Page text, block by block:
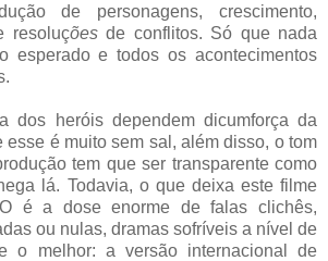
de personagens, crescimento,
resoluçõesde conflitos. Só que nada
esperado e todos os acontecimentos
dos heróis dependem dicumforça da
esse é muito sem sal, além disso, o tom
tem que ser transparente como
lá. Todavia, o que deixa este filme
é a dose enorme de falas clichês,
ou nulas, dramas sofríveis a nível de
o melhor: a versão internacional de